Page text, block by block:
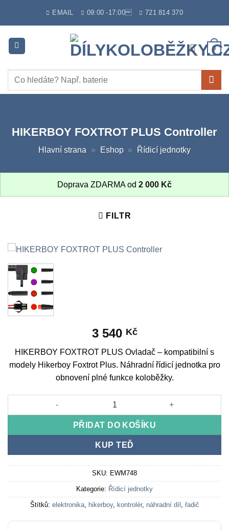
EMAIL 09:00 -17:00 721 814 370
0
Hledat:
HIKERBOY FOXTROT PLUS Controller
Hlavní strana » Eshop » Řídicí jednotky
Doprava ZDARMA od 2 000 Kč
FILTR
3 540 Kč
HIKERBOY FOXTROT PLUS Ovladač – kompatibilní s
modely Hikerboy Foxtrot Plus. Náhradní řídicí jednotka pro
obnovení plné funkce koloběžky.
HIKERBOY FOXTROT PLUS Controller množství
PŘIDAT DO KOŠÍKU
KUP TEĎ
SKU: EWM748
Kategorie: Řídicí jednotky
Štítků: elektronika, hikerboy, kontrolér, náhradní díl , řadič